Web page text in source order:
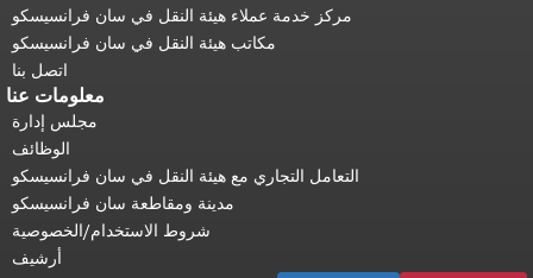
مركز خدمة عملاء هيئة النقل في سان فرانسيسكو
مكاتب هيئة النقل في سان فرانسيسكو
اتصل بنا
معلومات عنا
مجلس إدارة
الوظائف
التعامل التجاري مع هيئة النقل في سان فرانسيسكو
مدينة ومقاطعة سان فرانسيسكو
شروط الاستخدام/الخصوصية
أرشيف